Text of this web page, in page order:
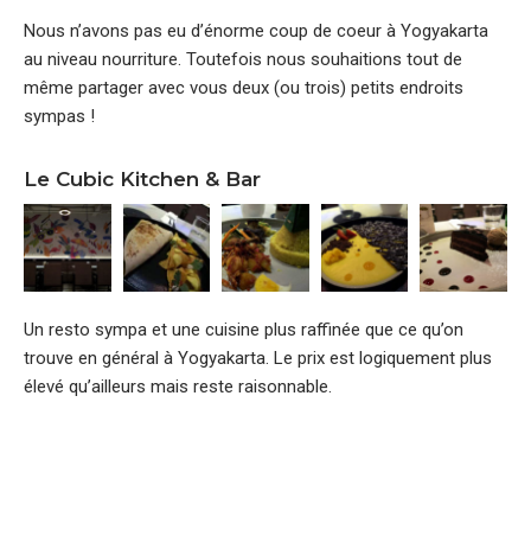
Nous n’avons pas eu d’énorme coup de coeur à Yogyakarta
au niveau nourriture. Toutefois nous souhaitions tout de
même partager avec vous deux (ou trois) petits endroits
sympas !
Le Cubic Kitchen & Bar
Un resto sympa et une cuisine plus raffinée que ce qu’on
trouve en général à Yogyakarta. Le prix est logiquement plus
élevé qu’ailleurs mais reste raisonnable.